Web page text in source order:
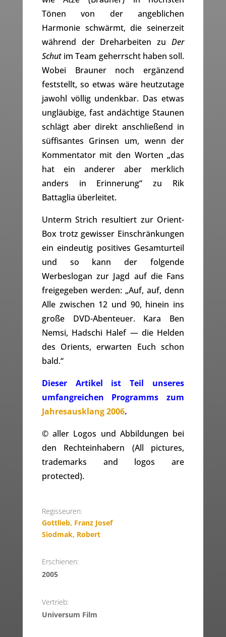
Tönen von der angeblichen
Harmonie schwärmt, die seinerzeit
während der Dreharbeiten zuDer
Schutim Team geherrscht haben soll.
Wobei Brauner noch ergänzend
feststellt, so etwas wäre heutzutage
jawohl völlig undenkbar. Das etwas
ungläubige, fast andächtige Staunen
schlägt aber direkt anschließend in
süffisantes Grinsen um, wenn der
Kommentator mit den Worten „das
hat ein anderer aber merklich
anders in Erinnerung“ zu Rik
Battaglia überleitet.
Unterm Strich resultiert zur Orient-
Box trotz gewisser Einschränkungen
ein eindeutig positives Gesamturteil
und so kann der folgende
Werbeslogan zur Jagd auf die Fans
freigegeben werden: „Auf, auf, denn
Alle zwischen 12 und 90, hinein ins
große DVD-Abenteuer. Kara Ben
Nemsi, Hadschi Halef — die Helden
des Orients, erwarten Euch schon
bald.“
Dieser Artikel ist Teil unseres
umfangreichen Programms zum
Jahresausklang 2006.
© aller Logos und Abbildungen bei
den Rechteinhabern (All pictures,
trademarks and logos are
protected).
Regisseuren:
Gottlieb, Franz Josef
Siodmak, Robert
Erschienen:
2005
Vertrieb:
Universum Film